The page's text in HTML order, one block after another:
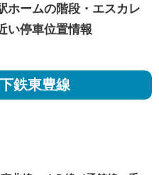
ホームの階段・エスカレ
い停車位置情報
鉄東豊線